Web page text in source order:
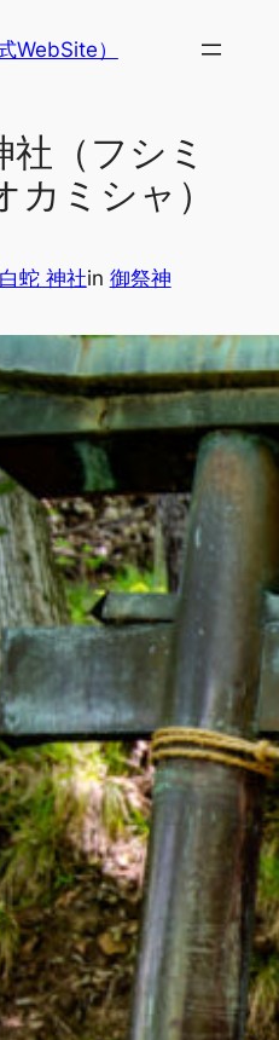
WebSite）
（フシミ
ミシャ）
白蛇 神社in 御祭神